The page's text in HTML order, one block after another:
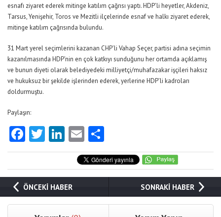
esnafı ziyaret ederek mitinge katılım çağrısı yaptı. HDP’li heyetler, Akdeniz,
Tarsus, Yenişehir, Toros ve Mezitli ilçelerinde esnaf ve halkı ziyaret ederek,
mitinge katılım çağrısında bulundu.
31 Mart yerel seçimlerini kazanan CHP’li Vahap Seçer, partisi adına seçimin
kazanılmasında HDP’nin en çok katkıyı sunduğunu her ortamda açıklamış
ve bunun diyeti olarak belediyedeki milliyetçi/muhafazakar işçileri haksız
ve hukuksuz bir şekilde işlerinden ederek, yerlerine HDP’li kadroları
doldurmuştu.
Paylaşın:
Facebook
Twitter
LinkedIn
Email
ÖNCEKİ HABER SONRAKİ HABER